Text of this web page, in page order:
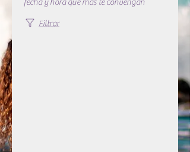
fecha y hora que más te convengan
Filtrar